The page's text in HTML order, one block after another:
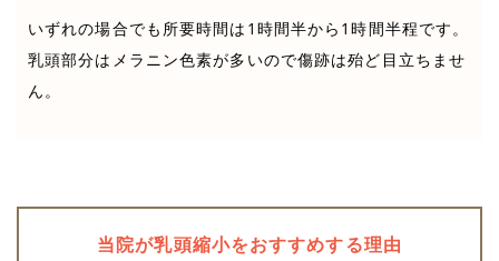
いずれの場合でも所要時間は1時間半から1時間半程です。
乳頭部分はメラニン色素が多いので傷跡は殆ど目立ちませ
ん。
当院が乳頭縮小をおすすめする理由